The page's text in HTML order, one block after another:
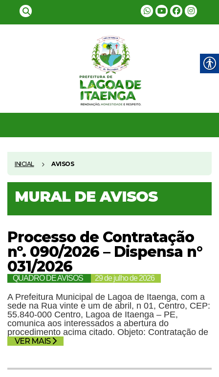
INICIAL AVISOS
MURAL DE AVISOS
Processo de Contratação
nº. 090/2026 – Dispensa n°
031/2026
QUADRO DE AVISOS 29 de julho de 2026
A Prefeitura Municipal de Lagoa de Itaenga, com a
sede na Rua vinte e um de abril, n 01, Centro, CEP:
55.840-000 Centro, Lagoa de Itaenga – PE,
comunica aos interessados a abertura do
procedimento acima citado. Objeto: Contratação de
VER MAIS